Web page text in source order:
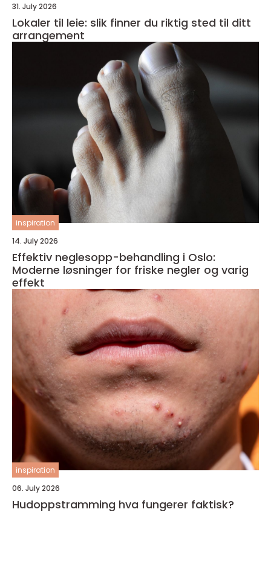
31. July 2026
Lokaler til leie: slik finner du riktig sted til ditt
arrangement
inspiration
14. July 2026
Effektiv neglesopp-behandling i Oslo:
Moderne løsninger for friske negler og varig
effekt
inspiration
06. July 2026
Hudoppstramming hva fungerer faktisk?